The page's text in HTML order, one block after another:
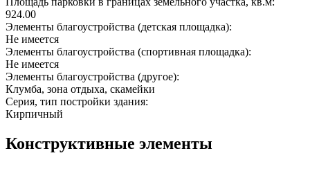
924.00
Элементы благоустройства (детская площадка):
Не имеется
Элементы благоустройства (спортивная площадка):
Не имеется
Элементы благоустройства (другое):
Клумба, зона отдыха, скамейки
Серия, тип постройки здания:
Кирпичный
Конструктивные элементы